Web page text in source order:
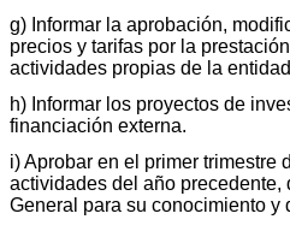
g) Informar la aprobación,
precios y tarifas por la
actividades propias de la
h) Informar los proyectos de
financiación externa.
i) Aprobar en el primer trimestre
actividades del año precedente,
General para su conocimiento y